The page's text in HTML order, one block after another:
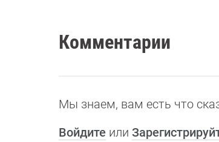
Комментарии
Мы знаем, вам есть что
Войдите или